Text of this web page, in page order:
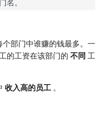
部门中谁赚的钱最多。一
的工资在该部门的 不同 工
收入高的员工 。